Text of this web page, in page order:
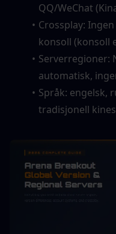
QQ/WeChat
Crossplay:
konsoll (konsoll
Serverregioner:
automatisk,
Språk: engelsk,
tradisjonell